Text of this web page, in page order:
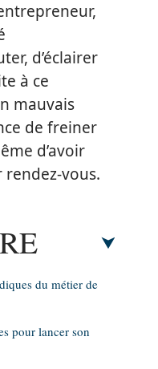
d’éclairer
à ce
mauvais
de freiner
d’avoir
vous.
du métier de
pour lancer son